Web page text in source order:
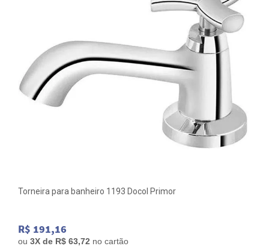
Torneira para banheiro 1193 Docol Primor
R$ 191,16
ou 3X de R$ 63,72 no cartão